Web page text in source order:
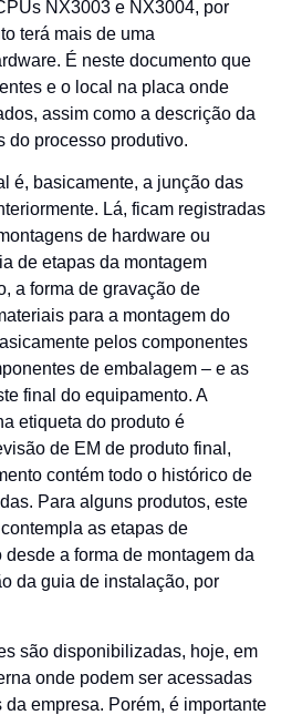
NX3003 e NX3004, por
terá mais de uma
É neste documento que
e o local na placa onde
assim como a descrição da
do processo produtivo.
é, basicamente, a junção das
Lá, ficam registradas
de hardware ou
de etapas da montagem
a forma de gravação de
para a montagem do
pelos componentes
de embalagem – e as
final do equipamento. A
etiqueta do produto é
de EM de produto final,
contém todo o histórico de
Para alguns produtos, este
as etapas de
a forma de montagem da
da guia de instalação, por
são disponibilizadas, hoje, em
onde podem ser acessadas
empresa. Porém, é importante